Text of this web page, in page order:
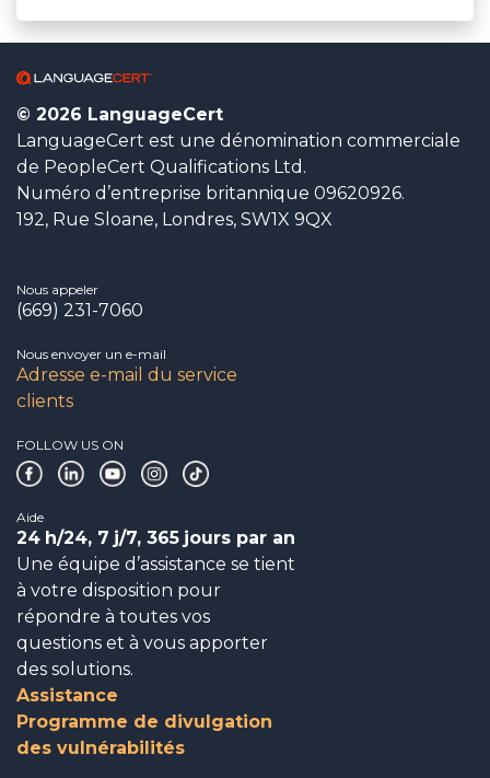
© 2026 LanguageCert
LanguageCert est une dénomination commerciale
de PeopleCert Qualifications Ltd.
Numéro d’entreprise britannique 09620926.
192, Rue Sloane, Londres, SW1X 9QX
Nous appeler
(669) 231-7060
Nous envoyer un e-mail
Adresse e-mail du service
clients
FOLLOW US ON
Aide
24 h/24, 7 j/7, 365 jours par an
Une équipe d’assistance se tient
à votre disposition pour
répondre à toutes vos
questions et à vous apporter
des solutions.
Assistance
Programme de divulgation
des vulnérabilités